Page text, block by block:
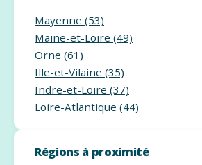
Mayenne (53)
Maine-et-Loire (49)
Orne (61)
Ille-et-Vilaine (35)
Indre-et-Loire (37)
Loire-Atlantique (44)
Régions à proximité